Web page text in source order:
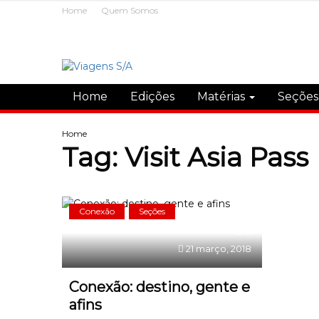
Home Quem Somos
Home Edições Matérias
Home
Tag:Visit Asia Pass
Conexão Seções
21 março, 2018
Conexão: destino, gente e
afins